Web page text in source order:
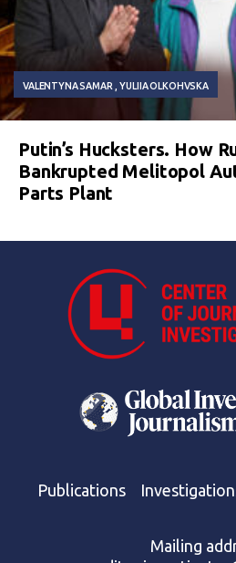
VALENTYNA SAMAR YULIIA OLKOHVSKA
Putin’s Hucksters. How
Bankrupted Melitopol
Parts Plant
Publications
Mailing